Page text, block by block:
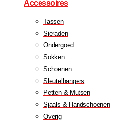
Accessoires
Tassen
Sieraden
Ondergoed
Sokken
Schoenen
Sleutelhangers
Petten & Mutsen
Sjaals & Handschoenen
Overig